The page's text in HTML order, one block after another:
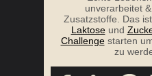
unverarbeitet
Zusatzstoffe. Das
Laktoseund
Challengestarten
zu